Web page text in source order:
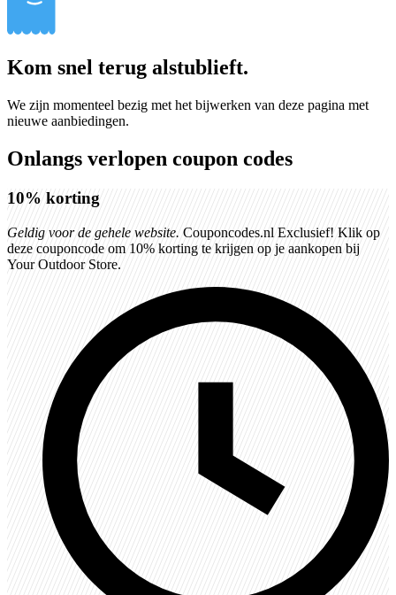
Kom snel terug alstublieft.
We zijn momenteel bezig met het bijwerken van deze pagina met
nieuwe aanbiedingen.
Onlangs verlopen coupon codes
10% korting
Geldig voor de gehele website. Couponcodes.nl Exclusief! Klik op
deze couponcode om 10% korting te krijgen op je aankopen bij
Your Outdoor Store.